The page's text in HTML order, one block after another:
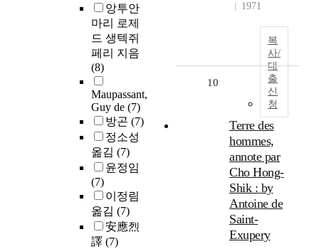
앙투안
마리 로제
드 생텍쥐
페리 지음
(8)
Maupassant,
Guy de (7)
방곤 (7)
정소성
옮김 (7)
윤정임
(7)
이정림
옮김 (7)
安應烈
譯 (7)
1971
복
사/
대
출
신
청
10
Terre des
hommes,
annote par
Cho Hong-
Shik : by
Antoine de
Saint-
Exupery